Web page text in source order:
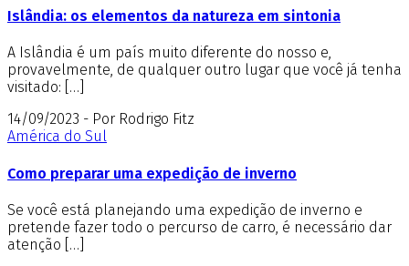
Islândia: os elementos da natureza em sintonia
A Islândia é um país muito diferente do nosso e,
provavelmente, de qualquer outro lugar que você já tenha
visitado: […]
14/09/2023 - Por Rodrigo Fitz
América do Sul
Como preparar uma expedição de inverno
Se você está planejando uma expedição de inverno e
pretende fazer todo o percurso de carro, é necessário dar
atenção […]